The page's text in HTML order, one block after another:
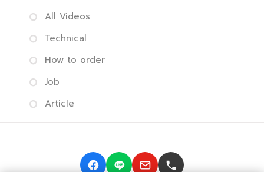
All Videos
Technical
How to order
Job
Article